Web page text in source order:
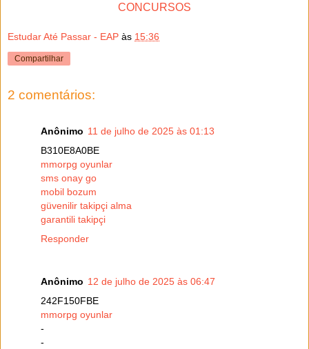
CONCURSOS
Estudar Até Passar - EAP às 15:36
Compartilhar
2 comentários:
Anônimo 11 de julho de 2025 às 01:13
B310E8A0BE
mmorpg oyunlar
sms onay go
mobil bozum
güvenilir takipçi alma
garantili takipçi
Responder
Anônimo 12 de julho de 2025 às 06:47
242F150FBE
mmorpg oyunlar
-
-